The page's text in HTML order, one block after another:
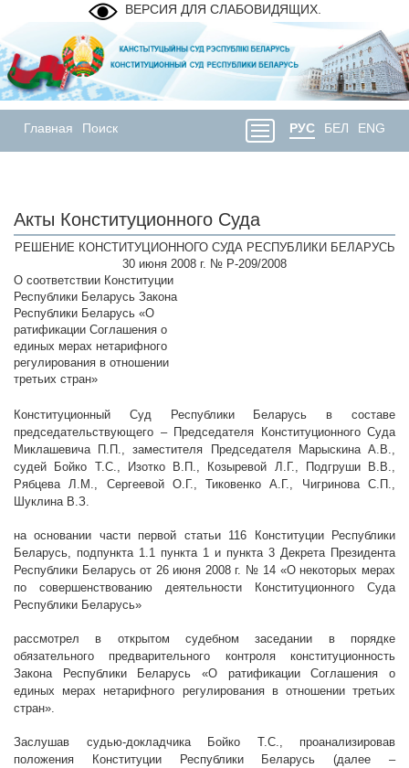
ВЕРСИЯ ДЛЯ СЛАБОВИДЯЩИХ.
Главная Поиск РУС БЕЛ ENG
Акты Конституционного Суда
РЕШЕНИЕ КОНСТИТУЦИОННОГО СУДА РЕСПУБЛИКИ БЕЛАРУСЬ
30 июня 2008 г. № Р-209/2008
О соответствии Конституции
Республики Беларусь Закона
Республики Беларусь «О
ратификации Соглашения о
единых мерах нетарифного
регулирования в отношении
третьих стран»
Конституционный Суд Республики Беларусь в составе
председательствующего – Председателя Конституционного Суда
Миклашевича П.П., заместителя Председателя Марыскина А.В.,
судей Бойко Т.С., Изотко В.П., Козыревой Л.Г., Подгруши В.В.,
Рябцева Л.М., Сергеевой О.Г., Тиковенко А.Г., Чигринова С.П.,
Шуклина В.З.
на основании части первой статьи 116 Конституции Республики
Беларусь, подпункта 1.1 пункта 1 и пункта 3 Декрета Президента
Республики Беларусь от 26 июня 2008 г. № 14 «О некоторых мерах
по совершенствованию деятельности Конституционного Суда
Республики Беларусь»
рассмотрел в открытом судебном заседании в порядке
обязательного предварительного контроля конституционность
Закона Республики Беларусь «О ратификации Соглашения о
единых мерах нетарифного регулирования в отношении третьих
стран».
Заслушав судью-докладчика Бойко Т.С., проанализировав
положения Конституции Республики Беларусь (далее –